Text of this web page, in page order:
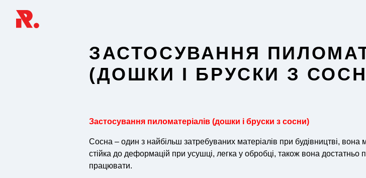
ЗАСТОСУВАННЯ
(ДОШКИ І БРУСКИ З
Застосування пиломатеріалів (дошки і бруски з сосни)
Сосна – один з найбільш затребуваних матеріалів при будівництві, вона
стійка до деформацій при усушцi, легка у обробцi, також вона достатньо
працювати.